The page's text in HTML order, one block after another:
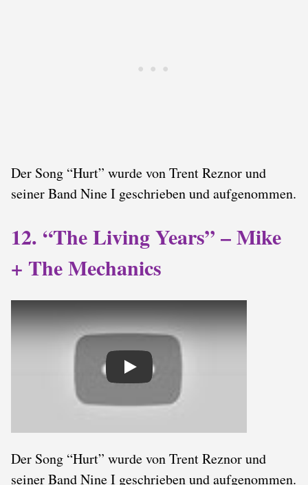
Der Song “Hurt” wurde von Trent Reznor und
seiner Band Nine I geschrieben und aufgenommen.
12. “The Living Years” – Mike
+ The Mechanics
Play
Der Song “Hurt” wurde von Trent Reznor und
seiner Band Nine I geschrieben und aufgenommen.